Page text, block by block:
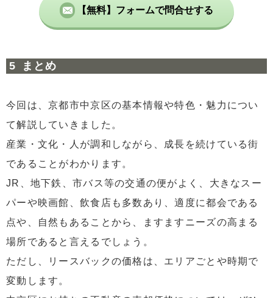
【無料】フォームで問合せする
まとめ
今回は、京都市中京区の基本情報や特色・魅力につい
て解説していきました。
産業・文化・人が調和しながら、成長を続けている街
であることがわかります。
JR、地下鉄、市バス等の交通の便がよく、大きなスー
パーや映画館、飲食店も多数あり、適度に都会である
点や、自然もあることから、ますますニーズの高まる
場所であると言えるでしょう。
ただし、リースバックの価格は、エリアごとや時期で
変動します。